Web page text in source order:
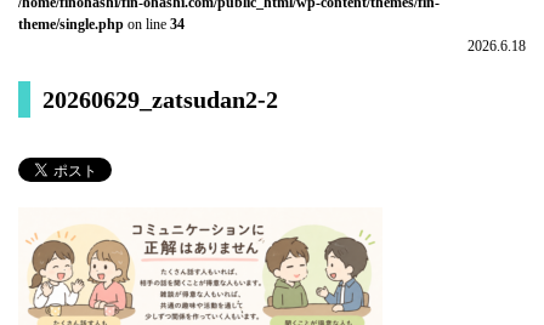
theme/single.php on line 34
2026.6.18
20260629_zatsudan2-2